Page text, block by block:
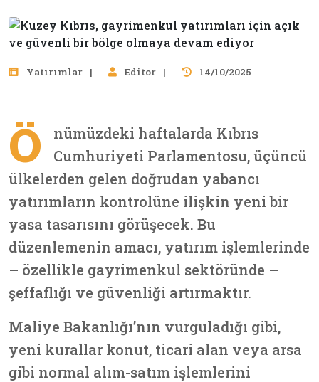
Yatırımlar Editor 14/10/2025
Ö
nümüzdeki haftalarda Kıbrıs
Cumhuriyeti Parlamentosu, üçüncü
ülkelerden gelen doğrudan yabancı
yatırımların kontrolüne ilişkin yeni bir
yasa tasarısını görüşecek. Bu
düzenlemenin amacı, yatırım işlemlerinde
– özellikle gayrimenkul sektöründe –
şeffaflığı ve güvenliği artırmaktır.
Maliye Bakanlığı’nın vurguladığı gibi,
yeni kurallar konut, ticari alan veya arsa
gibi normal alım-satım işlemlerini